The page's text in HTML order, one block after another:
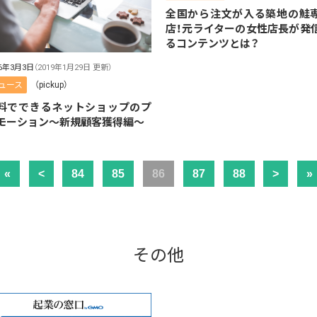
年3月3日 （2019年1月29日 更新）
ース （pickup）
でできるネットショップのプ
ーション〜新規顧客獲得編〜
全国から注文が入る築地の鮭
店！元ライターの女性店長が発
るコンテンツとは？
« < 84 85 86 87 88 > »
その他